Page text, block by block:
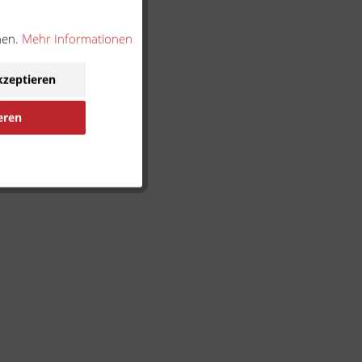
Mehr Informationen